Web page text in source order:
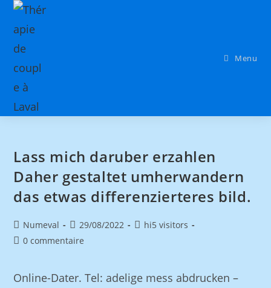
Menu
Lass mich daruber erzahlen
Daher gestaltet umherwandern
das etwas differenzierteres bild.
Numeval 29/08/2022
hi5 visitors
0 commentaire
Online-Dater. Tel: adelige mess abdrucken –